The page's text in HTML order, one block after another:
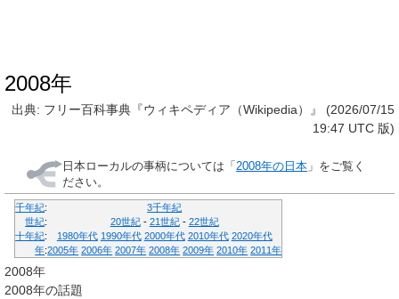
2008年
出典: フリー百科事典『ウィキペディア（Wikipedia）』 (2026/07/15
19:47 UTC 版)
日本ローカルの事柄については「 2008年の日本 」をご覧く
ださい。
千年紀:
3千年紀
世紀: 20世紀- 21世紀- 22世紀
十年紀: 1980年代 1990年代 2000年代 2010年代 2020年代
年:2005年 2006年 2007年 2008年 2009年 2010年 2011年
2008年
2008年の話題